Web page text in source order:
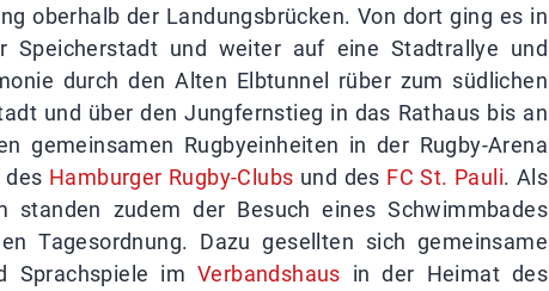
oberhalb der Landungsbrücken. Von dort ging es in
Speicherstadt und weiter auf eine Stadtrallye und
durch den Alten Elbtunnel rüber zum südlichen
und über den Jungfernstieg in das Rathaus bis an
gemeinsamen Rugbyeinheiten in der Rugby-Arena
des Hamburger Rugby-Clubs und des FC St. Pauli. Als
standen zudem der Besuch eines Schwimmbades
Tagesordnung. Dazu gesellten sich gemeinsame
Sprachspiele imVerbandshaus in der Heimat des